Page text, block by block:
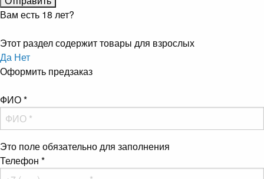
Вам есть 18 лет?
Этот раздел содержит товары для взрослых
Да Нет
Оформить предзаказ
ФИО*
Это поле обязательно для заполнения
Телефон *